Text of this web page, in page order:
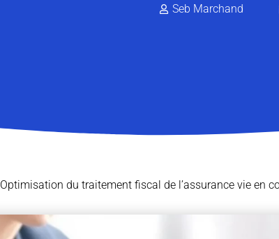
Seb Marchand
Optimisation du traitement fiscal de l’assurance vie en